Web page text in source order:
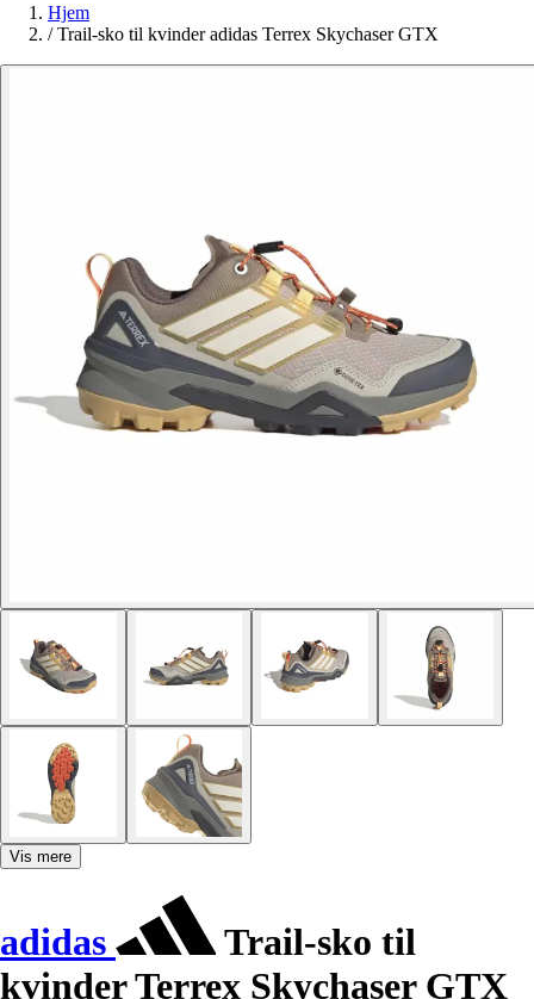
Hjem
/ Trail-sko til kvinder adidas Terrex Skychaser GTX
Vis mere
adidas
Trail-sko til
kvinder Terrex Skychaser GTX